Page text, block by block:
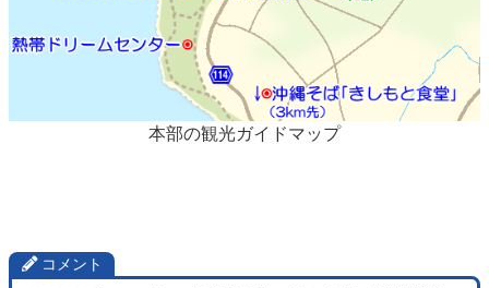
本部の観光ガイドマップ
コメント